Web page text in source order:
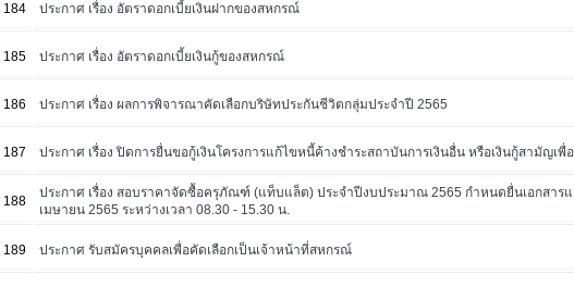
184 ประกาศ เรื่อง อัตราดอกเบี้ยเงินฝากของสหกรณ์
185 ประกาศ เรื่อง อัตราดอกเบี้ยเงินกู้ของสหกรณ์
186 ประกาศ เรื่อง ผลการพิจารณาคัดเลือกบริษัทประกันชีวิตกลุ่มประจำปี 2565
187 ประกาศ เรื่อง ปิดการยื่นขอกู้เงินโครงการแก้ไขหนี้ค้างชำระสถาบันการเงินอื่น หรือเงินกู้สามัญเพื่
188
ประกาศ เรื่อง สอบราคาจัดซื้อครุภัณฑ์ (แท็บแล็ต) ประจำปีงบประมาณ 2565 กำหนดยื่นเอกสาร
เมษายน 2565 ระหว่างเวลา 08.30 - 15.30 น.
189 ประกาศ รับสมัครบุคคลเพื่อคัดเลือกเป็นเจ้าหน้าที่สหกรณ์